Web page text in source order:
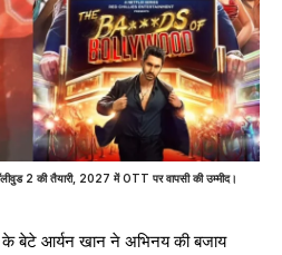
2 की तैयारी, 2027 में OTT पर वापसी की उम्मीद।
के बेटे आर्यन खान ने अभिनय की बजाय